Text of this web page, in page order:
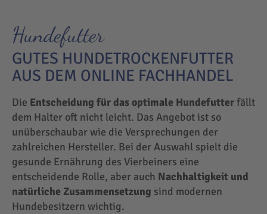
Hundefutter
GUTES HUNDETROCKENFUTTER
AUS DEM ONLINE FACHHANDEL
Die Entscheidung für das optimale Hundefutterfällt
dem Halter oft nicht leicht. Das Angebot ist so
unüberschaubar wie die Versprechungen der
zahlreichen Hersteller. Bei der Auswahl spielt die
gesunde Ernährung des Vierbeiners eine
entscheidende Rolle, aber auch Nachhaltigkeit und
natürliche Zusammensetzung sind modernen
Hundebesitzern wichtig.